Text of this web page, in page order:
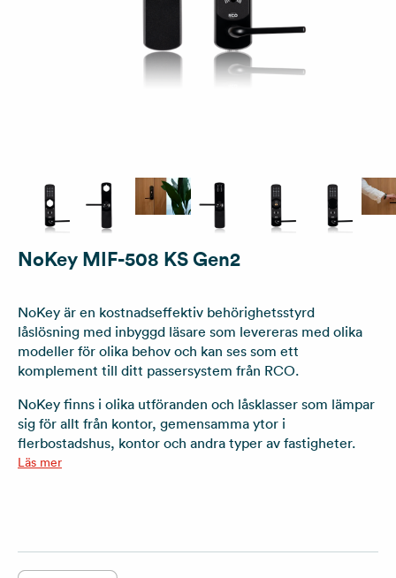
NoKey MIF-508 KS Gen2
NoKey är en kostnadseffektiv behörighetsstyrd
låslösning med inbyggd läsare som levereras med olika
modeller för olika behov och kan ses som ett
komplement till ditt passersystem från RCO.
NoKey finns i olika utföranden och låsklasser som lämpar
sig för allt från kontor, gemensamma ytor i
flerbostadshus, kontor och andra typer av fastigheter.
Läs mer